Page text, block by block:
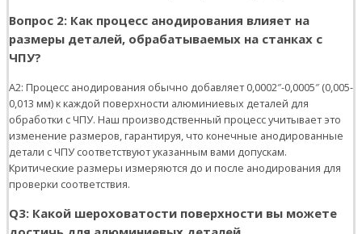
Вопрос 2: Как процесс анодирования влияет на
размеры деталей, обрабатываемых на станках с
ЧПУ?
A2: Процесс анодирования обычно добавляет 0,0002″-0,0005″ (0,005-
0,013 мм) к каждой поверхности алюминиевых деталей для
обработки с ЧПУ. Наш производственный процесс учитывает это
изменение размеров, гарантируя, что конечные анодированные
детали с ЧПУ соответствуют указанным вами допускам.
Критические размеры измеряются до и после анодирования для
проверки соответствия.
Q3: Какой шероховатости поверхности вы можете